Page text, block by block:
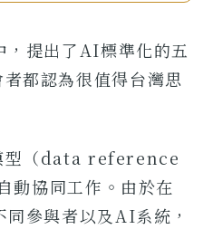
提出了AI標準化的五
都認為很值得台灣思
型（data reference
協同工作。由於在
參與者以及AI系統，